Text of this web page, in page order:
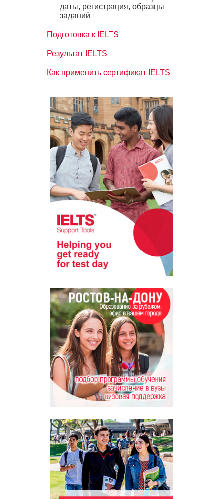
даты, регистрация, образцы
заданий
Подготовка к IELTS
Результат IELTS
Как применить сертификат IELTS